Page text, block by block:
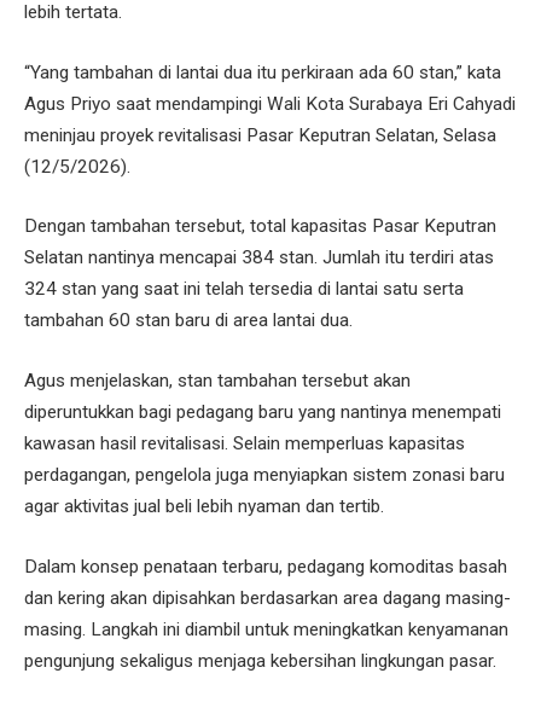
lebih tertata.
“Yang tambahan di lantai dua itu perkiraan ada 60 stan,” kata
Agus Priyo saat mendampingi Wali Kota Surabaya Eri Cahyadi
meninjau proyek revitalisasi Pasar Keputran Selatan, Selasa
(12/5/2026).
Dengan tambahan tersebut, total kapasitas Pasar Keputran
Selatan nantinya mencapai 384 stan. Jumlah itu terdiri atas
324 stan yang saat ini telah tersedia di lantai satu serta
tambahan 60 stan baru di area lantai dua.
Agus menjelaskan, stan tambahan tersebut akan
diperuntukkan bagi pedagang baru yang nantinya menempati
kawasan hasil revitalisasi. Selain memperluas kapasitas
perdagangan, pengelola juga menyiapkan sistem zonasi baru
agar aktivitas jual beli lebih nyaman dan tertib.
Dalam konsep penataan terbaru, pedagang komoditas basah
dan kering akan dipisahkan berdasarkan area dagang masing-
masing. Langkah ini diambil untuk meningkatkan kenyamanan
pengunjung sekaligus menjaga kebersihan lingkungan pasar.